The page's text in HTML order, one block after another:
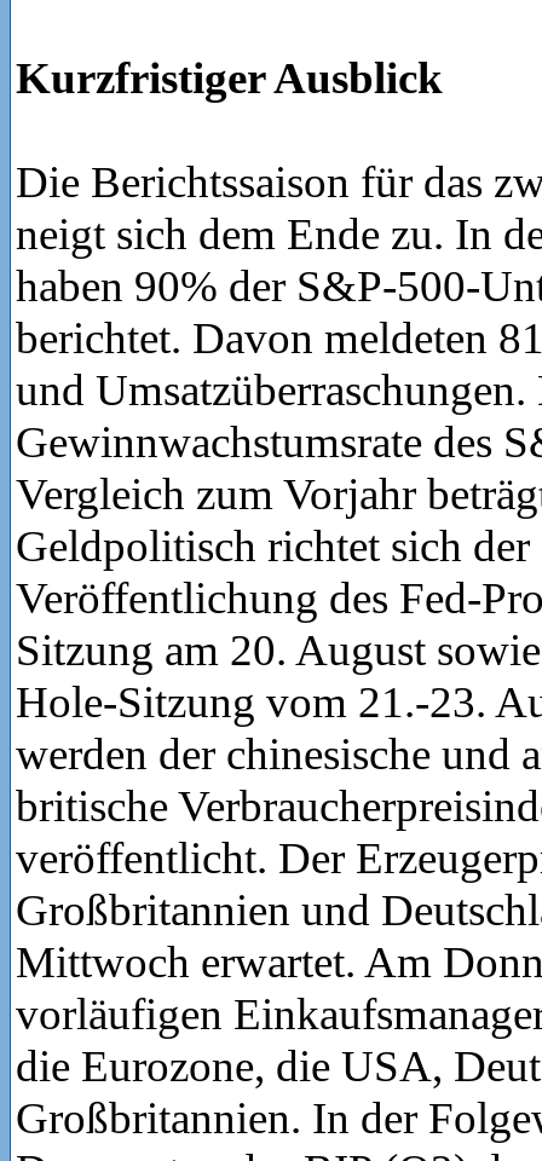
Kurzfristiger Ausblick
Die Berichtssaison für das
neigt sich dem Ende zu. In
haben 90% der S&P-500-
berichtet. Davon meldeten
und Umsatzüberraschungen.
Gewinnwachstumsrate des
Vergleich zum Vorjahr
Geldpolitisch richtet sich
Veröffentlichung des Fed-
Sitzung am 20. August
Hole-Sitzung vom 21.-23.
werden der chinesische und
britische
veröffentlicht. Der
Großbritannien und
Mittwoch erwartet. Am
vorläufigen
die Eurozone, die USA,
Großbritannien. In der